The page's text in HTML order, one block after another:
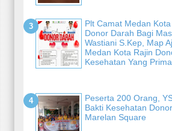
Plt Camat Medan
Donor Darah Bagi
Wastiani S.Kep, Map
Medan Kota Rajin
Kesehatan Yang Prima
Peserta 200 Orang,
Bakti Kesehatan
Marelan Square